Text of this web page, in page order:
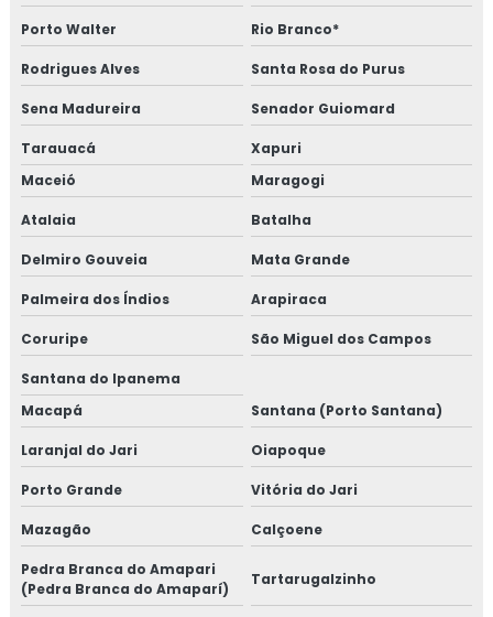
Porto Walter Rio Branco*
Rodrigues Alves Santa Rosa do Purus
Sena Madureira Senador Guiomard
Tarauacá
Xapuri
Maceió
Maragogi
Atalaia Batalha
Delmiro Gouveia Mata Grande
Palmeira dos Índios Arapiraca
Coruripe São Miguel dos Campos
Santana do Ipanema
Macapá
Santana (Porto Santana)
Laranjal do Jari Oiapoque
Porto Grande Vitória do Jari
Mazagão Calçoene
Pedra Branca do Amapari
(Pedra Branca do Amaparí)
Tartarugalzinho